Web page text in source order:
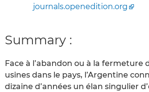
journals.openedition.org
Summary :
Face à l’abandon ou à la fermeture
usines dans le pays, l’Argentine
dizaine d’années un élan singulier